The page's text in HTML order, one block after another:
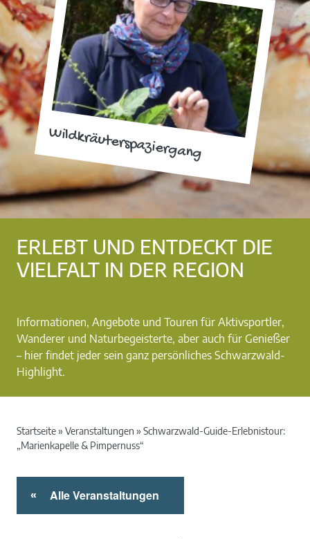
Wildkräuterspaziergang
ERLEBT UND ENTDECKT DIE
VIELFALT IN DER REGION
Informationen, Angebote und Touren für Aktivsportler,
Wanderer und Naturbegeisterte, aber auch für Genießer
– hier findet jeder sein ganz persönliches Schwarzwald-
Highlight.
Startseite» Veranstaltungen » Schwarzwald-Guide-Erlebnistour:
„Marienkapelle & Pimpernuss“
« Alle Veranstaltungen